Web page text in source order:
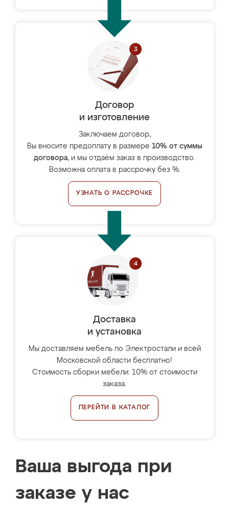
Договор
и изготовление
Заключаем договор,
Вы вносите предоплату в размере 10% от суммы
договора, и мы отдаём заказ в производство.
Возможна оплата в рассрочку без %.
УЗНАТЬ О РАССРОЧКЕ
Доставка
и установка
Мы доставляем мебель по Электростали и всей
Московской области бесплатно!
Стоимость сборки мебели: 10% от стоимости
заказа.
ПЕРЕЙТИ В КАТАЛОГ
Ваша выгода при
заказе у нас